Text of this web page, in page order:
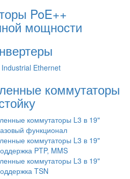
PoE++
мощности
Ethernet
коммутаторы
коммутаторы L3 в 19"
функционал
коммутаторы L3 в 19"
PTP, MMS
коммутаторы L3 в 19"
TSN